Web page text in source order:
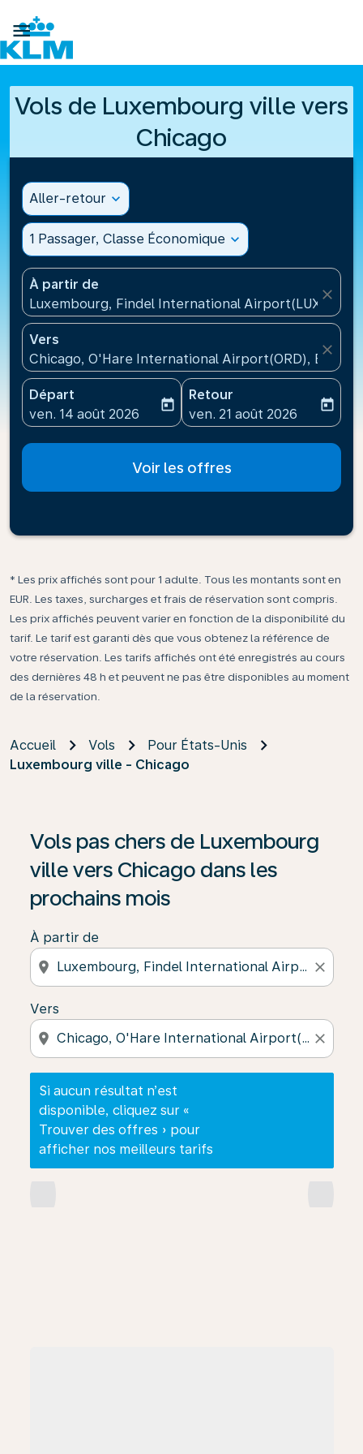

Vols de Luxembourg ville vers
Chicago
Aller-retour expand_more
1 Passager, Classe Économique expand_more
À partir de
Luxembourg, Findel International Airport(LUX),
close
Vers
Chicago, O'Hare International Airport(ORD), États-
close
Départ
fc-booking-departure-date-aria-label
ven. 14 août 2026
today
Retour
fc-booking-return-date-
ven. 21 août 2026
today
Voir les offres
* Les prix affichés sont pour 1 adulte. Tous les montants sont en
EUR. Les taxes, surcharges et frais de réservation sont compris.
Les prix affichés peuvent varier en fonction de la disponibilité du
tarif. Le tarif est garanti dès que vous obtenez la référence de
votre réservation. Les tarifs affichés ont été enregistrés au cours
des dernières 48 h et peuvent ne pas être disponibles au moment
de la réservation.
Accueil Vols
Pour États-Unis
Luxembourg ville - Chicago
Vols pas chers de Luxembourg
ville vers Chicago dans les
prochains mois
À partir de
location_on close
Vers
location_on close
Si aucun résultat n’est
disponible, cliquez sur «
Trouver des offres » pour
afficher nos meilleurs tarifs
Si aucun résultat n’est disponible, cliquez sur «